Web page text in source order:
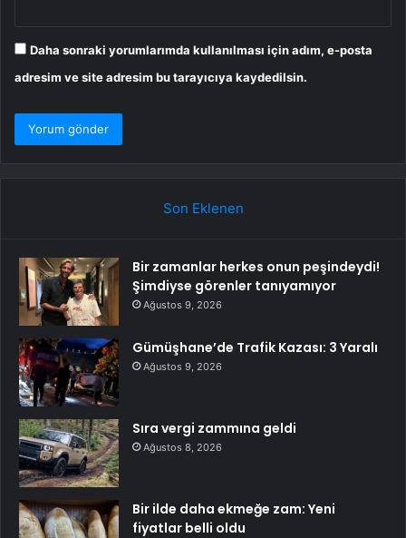
Daha sonraki yorumlarımda kullanılması için adım, e-posta
adresim ve site adresim bu tarayıcıya kaydedilsin.
Son Eklenen
Bir zamanlar herkes onun peşindeydi!
Şimdiyse görenler tanıyamıyor
Ağustos 9, 2026
Gümüşhane’de Trafik Kazası: 3 Yaralı
Ağustos 9, 2026
Sıra vergi zammına geldi
Ağustos 8, 2026
Bir ilde daha ekmeğe zam: Yeni
fiyatlar belli oldu